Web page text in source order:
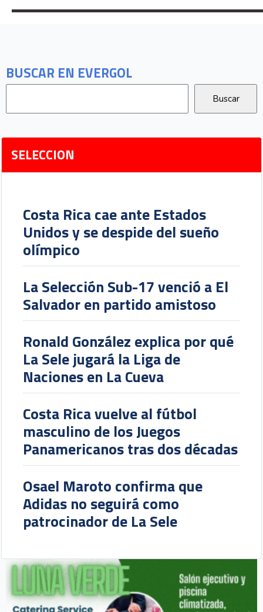
BUSCAR EN EVERGOL
SELECCION
Costa Rica cae ante Estados
Unidos y se despide del sueño
olímpico
La Selección Sub-17 venció a El
Salvador en partido amistoso
Ronald González explica por qué
La Sele jugará la Liga de
Naciones en La Cueva
Costa Rica vuelve al fútbol
masculino de los Juegos
Panamericanos tras dos décadas
Osael Maroto confirma que
Adidas no seguirá como
patrocinador de La Sele